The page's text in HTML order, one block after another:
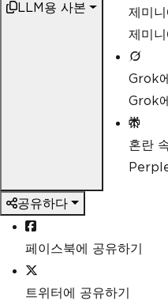
LLM용 사본
제미
제미
Grok
Grok
혼란
공유하다
페이스북에 공유하기
트위터에 공유하기